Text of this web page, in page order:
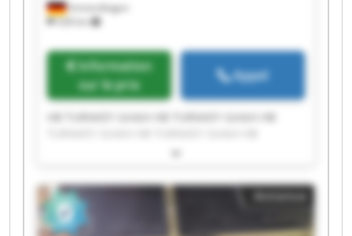
Immendingen
528 km
Information
sur le prix
Appel
TURNKEY GmbH HB TURNKEY GmbH HB
TURNKEY GmbH HB TURNKEY GmbH HB
TURNKEY GmbH HB TURNKEY GmbH HB
TURNKEY GmbH HB TURNKEY GmbH HB
TURNKEY GmbH HB TURNKEY GmbH HB